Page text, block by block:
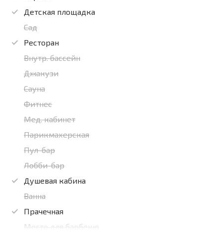
Детская площадка
Сад
Ресторан
Внутр. бассейн
Джакузи
Сауна
Фитнес
Мед. кабинет
Парикмахерская
Пул-бар
Лобби-бар
Душевая кабина
Ванна
Прачечная
Место для барбекю